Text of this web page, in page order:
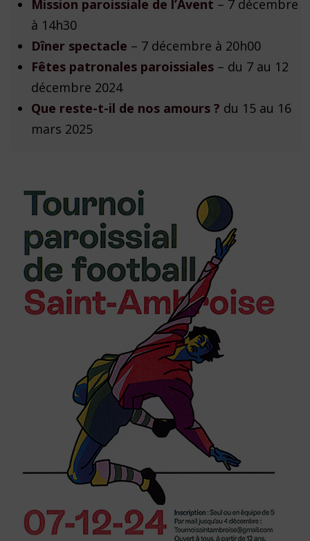
Mission paroissiale de l’Avent – 7 décembre
à 14h30
Dîner spectacle – 7 décembre à 20h00
Fêtes patronales paroissiales – du 7 au 12
décembre 2024
Que reste-t-il de nos amours ? du 15 au 16
mars 2025